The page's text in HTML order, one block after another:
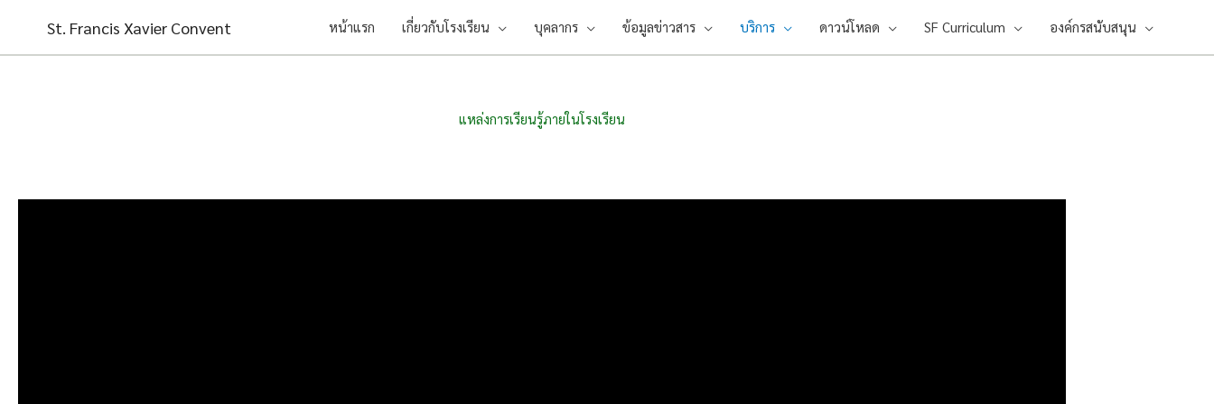
content
St. Francis Xavier Convent หน้าแรก เกี่ยวกับโรงเรียน บุคลากร ข้อมูลข่าวสาร บริการ ดาวน์โหลด SF Curriculum องค์กรสนับสนุน
แหล่งการเรียนรู้ภายในโรงเรียน